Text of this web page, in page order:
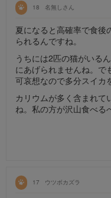
18 名無しさん
夏になると高確率で食後
られるんですね。
うちには2匹の猫がいる
にあげられませんね。で
可哀想なので多分スイカ
カリウムが多く含まれて
ね。私の方が沢山食べる
17 ウツボカズラ